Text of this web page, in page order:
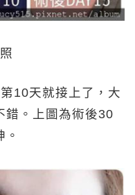
10天就接上了，大
錯。上圖為術後30